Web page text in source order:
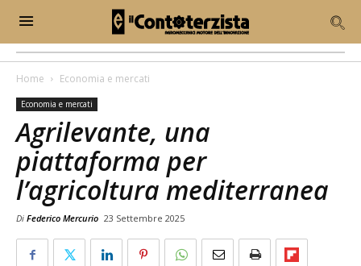
Home Economia e mercati
Economia e mercati
Agrilevante, una
piattaforma per
l’agricoltura mediterranea
Di Federico Mercurio 23 Settembre 2025